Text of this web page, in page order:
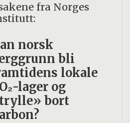
fra Norges
norsk
bli
lokale
lager og
bort